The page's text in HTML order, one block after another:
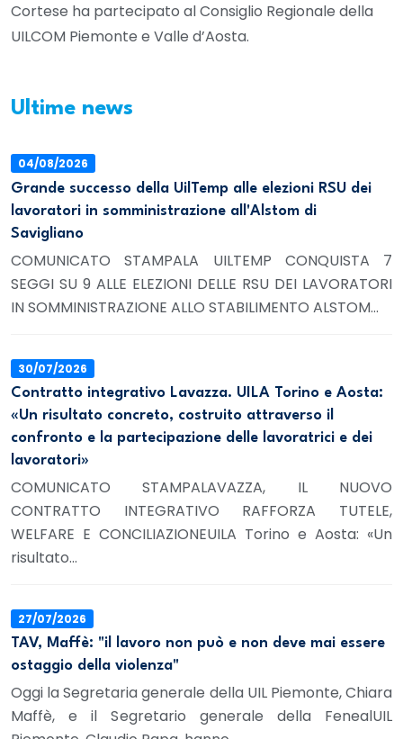
Cortese ha partecipato al Consiglio Regionale della
UILCOM Piemonte e Valle d’Aosta.
Ultime news
04/08/2026
Grande successo della UilTemp alle elezioni RSU dei
lavoratori in somministrazione all'Alstom di
Savigliano
COMUNICATO STAMPALA UILTEMP CONQUISTA 7
SEGGI SU 9 ALLE ELEZIONI DELLE RSU DEI LAVORATORI
IN SOMMINISTRAZIONE ALLO STABILIMENTO ALSTOM...
30/07/2026
Contratto integrativo Lavazza. UILA Torino e Aosta:
«Un risultato concreto, costruito attraverso il
confronto e la partecipazione delle lavoratrici e dei
lavoratori»
COMUNICATO STAMPALAVAZZA, IL NUOVO
CONTRATTO INTEGRATIVO RAFFORZA TUTELE,
WELFARE E CONCILIAZIONEUILA Torino e Aosta: «Un
risultato...
27/07/2026
TAV, Maffè: "il lavoro non può e non deve mai essere
ostaggio della violenza"
Oggi la Segretaria generale della UIL Piemonte, Chiara
Maffè, e il Segretario generale della FenealUIL